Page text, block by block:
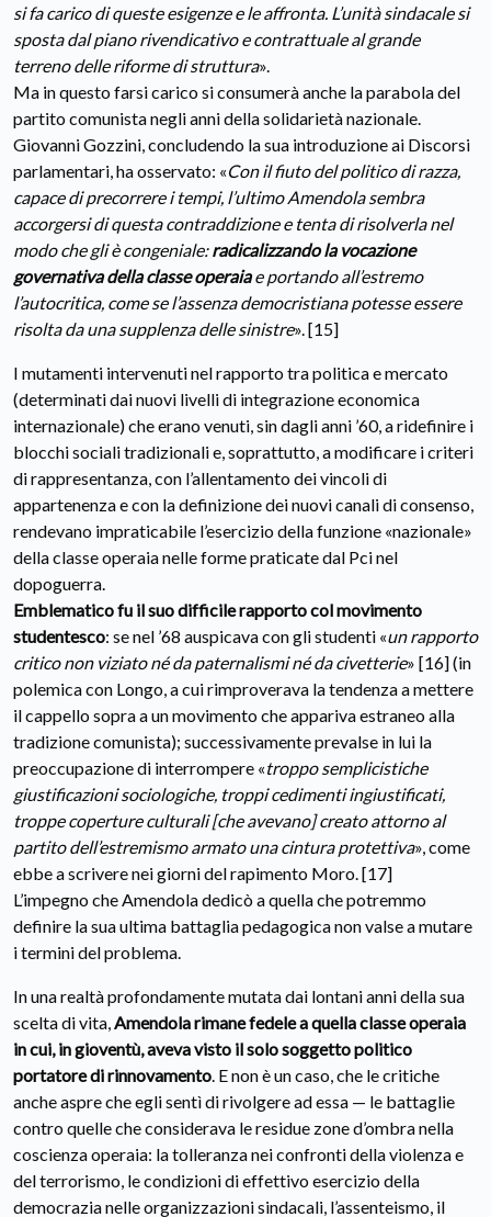
si fa carico di queste esigenze e le affronta. L’unità sindacale si
sposta dal piano rivendicativo e contrattuale al grande
terreno delle riforme di struttura».
Ma in questo farsi carico si consumerà anche la parabola del
partito comunista negli anni della solidarietà nazionale.
Giovanni Gozzini, concludendo la sua introduzione ai Discorsi
parlamentari, ha osservato: «Con il fiuto del politico di razza,
capace di precorrere i tempi, l’ultimo Amendola sembra
accorgersi di questa contraddizione e tenta di risolverla nel
modo che gli è congeniale:radicalizzando la vocazione
governativa della classe operaiae portando all’estremo
l’autocritica, come se l’assenza democristiana potesse essere
risolta da una supplenza delle sinistre». [15]
I mutamenti intervenuti nel rapporto tra politica e mercato
(determinati dai nuovi livelli di integrazione economica
internazionale) che erano venuti, sin dagli anni ’60, a ridefinire i
blocchi sociali tradizionali e, soprattutto, a modificare i criteri
di rappresentanza, con l’allentamento dei vincoli di
appartenenza e con la definizione dei nuovi canali di consenso,
rendevano impraticabile l’esercizio della funzione «nazionale»
della classe operaia nelle forme praticate dal Pci nel
dopoguerra.
Emblematico fu il suo difficile rapporto col movimento
studentesco: se nel ’68 auspicava con gli studenti «un rapporto
critico non viziato né da paternalismi né da civetterie» [16] (in
polemica con Longo, a cui rimproverava la tendenza a mettere
il cappello sopra a un movimento che appariva estraneo alla
tradizione comunista); successivamente prevalse in lui la
preoccupazione di interrompere «troppo semplicistiche
giustificazioni sociologiche, troppi cedimenti ingiustificati,
troppe coperture culturali [che avevano] creato attorno al
partito dell’estremismo armato una cintura protettiva», come
ebbe a scrivere nei giorni del rapimento Moro. [17]
L’impegno che Amendola dedicò a quella che potremmo
definire la sua ultima battaglia pedagogica non valse a mutare
i termini del problema.
In una realtà profondamente mutata dai lontani anni della sua
scelta di vita,Amendola rimane fedele a quella classe operaia
in cui, in gioventù, aveva visto il solo soggetto politico
portatore di rinnovamento. E non è un caso, che le critiche
anche aspre che egli sentì di rivolgere ad essa — le battaglie
contro quelle che considerava le residue zone d’ombra nella
coscienza operaia: la tolleranza nei confronti della violenza e
del terrorismo, le condizioni di effettivo esercizio della
democrazia nelle organizzazioni sindacali, l’assenteismo, il